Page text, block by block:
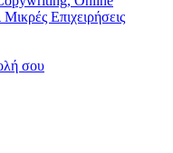
Επιχειρήσεις
σου